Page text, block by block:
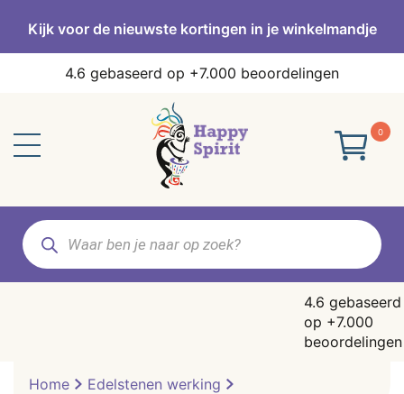
Kijk voor de nieuwste kortingen in je winkelmandje
4.6 gebaseerd op +7.000 beoordelingen
0
Producten
zoeken
4.6 gebaseerd
op +7.000
beoordelingen
Home
Edelstenen werking